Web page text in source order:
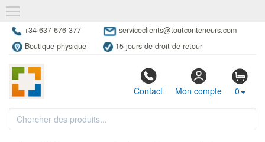
+34 637 676 377
serviceclients@toutconteneurs.com
Boutique physique
15 jours de droit de retour
Contact Mon compte 0